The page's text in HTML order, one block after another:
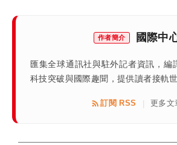
作者簡介 國際中
匯集全球通訊社與駐外記者資訊，編
科技突破與國際趣聞，提供讀者接軌
訂閱 RSS | 更多文